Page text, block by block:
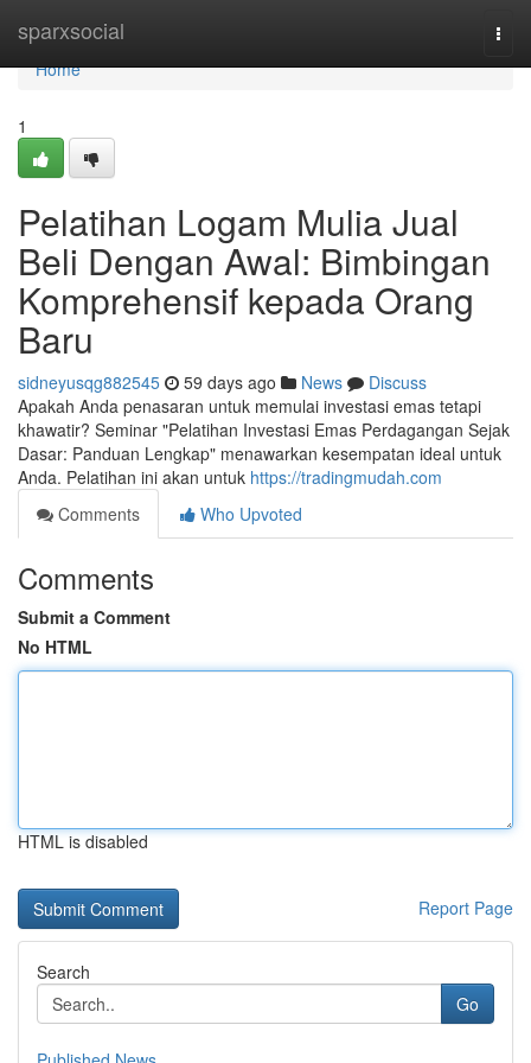
sparxsocial
Home
Home
1
Pelatihan Logam Mulia Jual
Beli Dengan Awal: Bimbingan
Komprehensif kepada Orang
Baru
sidneyusqg882545 59 days ago News
Discuss
Apakah Anda penasaran untuk memulai investasi emas tetapi
khawatir? Seminar "Pelatihan Investasi Emas Perdagangan Sejak
Dasar: Panduan Lengkap" menawarkan kesempatan ideal untuk
Anda. Pelatihan ini akan untuk https://tradingmudah.com
Comments
Who Upvoted
Comments
Submit a Comment
No HTML
HTML is disabled
Report Page
Search
Go